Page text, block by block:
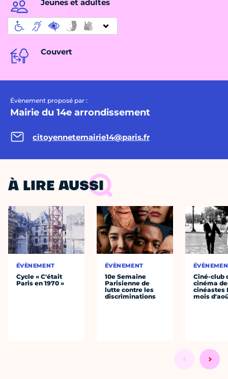
Jeunes et adultes
Couvert
Évènement proposé par :
Mairie du 14e arrondissement
citoyennetemairie14@paris.fr
À LIRE AUSSI
ÉVÈNEMENT
Cycle « C'était
Paris en 1970 »
ÉVÈNEMENT
10e Semaine
Parisienne de
lutte contre les
discriminations
Ciné-club
cinéma
cinéastes
mois